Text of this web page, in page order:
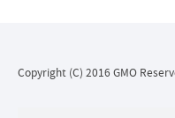
Copyright (C) 2016 GMO